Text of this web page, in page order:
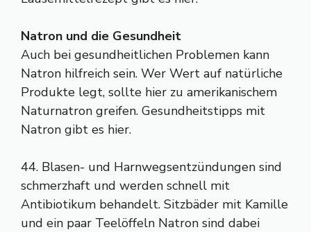
Natron und die Gesundheit
Auch bei gesundheitlichen Problemen kann
Natron hilfreich sein. Wer Wert auf natürliche
Produkte legt, sollte hier zu amerikanischem
Naturnatron greifen. Gesundheitstipps mit
Natron gibt es hier.
44. Blasen- und Harnwegsentzündungen sind
schmerzhaft und werden schnell mit
Antibiotikum behandelt. Sitzbäder mit Kamille
und ein paar Teelöffeln Natron sind dabei